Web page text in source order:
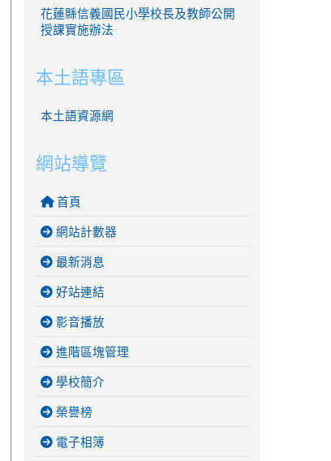
花蓮縣信義國民小學校長及教師公開
授課實施辦法
本土語專區
本土語資源網
網站導覽
首頁
網站計數器
最新消息
好站連結
影音播放
進階區塊管理
學校簡介
榮譽榜
電子相簿